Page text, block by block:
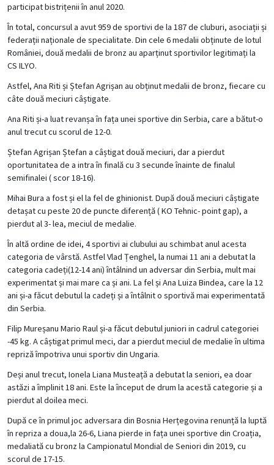
participat bistrițenii în anul 2020.
În total, concursul a avut 959 de sportivi de la 187 de cluburi, asociații și
federații naționale de specialitate. Din cele 6 medalii obținute de lotul
României, două medalii de bronz au aparținut sportivilor legitimați la
CS ILYO.
Astfel, Ana Riti și Ștefan Agrișan au obținut medalii de bronz, fiecare cu
câte două meciuri câștigate.
Ana Riti și-a luat revanșa în fața unei sportive din Serbia, care a bătut-o
anul trecut cu scorul de 12-0.
Ștefan Agrișan Ștefan a câștigat două meciuri, dar a pierdut
oportunitatea de a intra în finală cu 3 secunde înainte de finalul
semifinalei ( scor 18-16).
Mihai Bura a fost și el la fel de ghinionist. După două meciuri câștigate
detașat cu peste 20 de puncte diferență ( KO Tehnic- point gap), a
pierdut al 3- lea, meciul de medalie.
În altă ordine de idei, 4 sportivi ai clubului au schimbat anul acesta
categoria de vârstă. Astfel Vlad Țenghel, la numai 11 ani a debutat la
categoria cadeți(12-14 ani) întâlnind un adversar din Serbia, mult mai
experimentat și mai mare ca și ani. La fel și Ana Luiza Bindea, care la 12
ani și-a făcut debutul la cadeți și a întâlnit o sportivă mai experimentată
din Serbia.
Filip Mureșanu Mario Raul și-a făcut debutul juniori in cadrul categoriei
-45 kg. A câștigat primul meci, dar a pierdut meciul de medalie în ultima
repriză împotriva unui sportiv din Ungaria.
Deși anul trecut, Ionela Liana Musteață a debutat la seniori, ea doar
astăzi a împlinit 18 ani. Este la început de drum la acestă categorie și a
pierdut al doilea meci.
După ce în primul joc adversara din Bosnia Herțegovina renunță la luptă
în repriza a doua,la 26-6, Liana pierde in fața unei sportive din Croația,
medaliată cu bronz la Campionatul Mondial de Seniori din 2019, cu
scorul de 17-15.